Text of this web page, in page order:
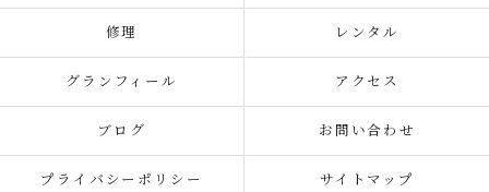
修理 レンタル
グランフィール アクセス
ブログ お問い合わせ
プライバシーポリシー サイトマップ